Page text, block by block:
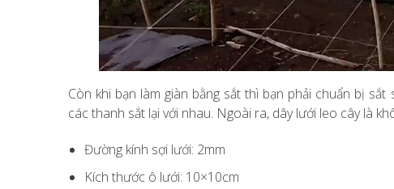
Còn khi bạn làm giàn bằng sắt thì bạn phải chuẩn bị
các thanh sắt lại với nhau. Ngoài ra, dây lưới leo cây là
Đường kính sợi lưới: 2mm
Kích thước ô lưới: 10×10cm